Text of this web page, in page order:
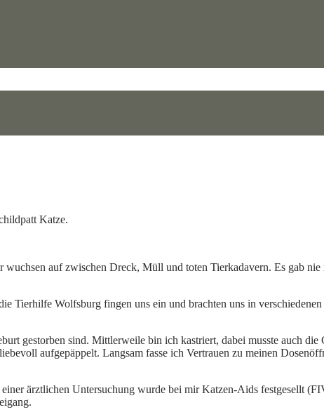
Katze.
auf zwischen Dreck, Müll und toten Tierkadavern. Es gab nie
Tierhilfe Wolfsburg fingen uns ein und brachten uns in
gestorben sind. Mittlerweile bin ich kastriert, dabei musste auch die
aufgepäppelt. Langsam fasse ich Vertrauen zu meinen
ärztlichen Untersuchung wurde bei mir Katzen-Aids festgesellt